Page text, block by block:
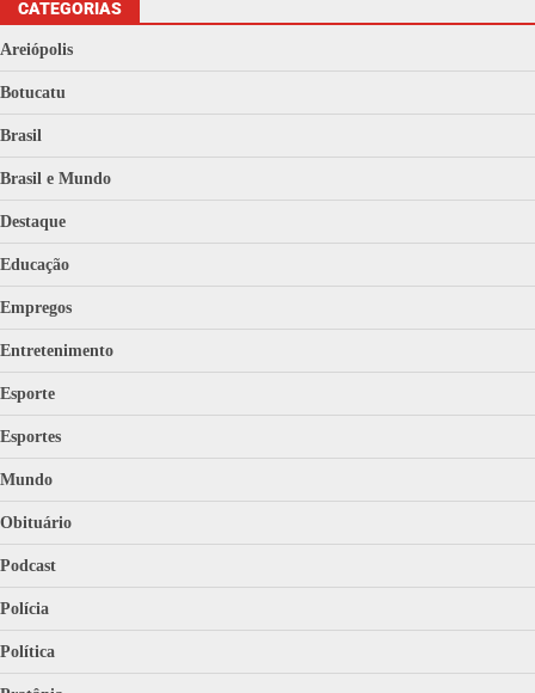
CATEGORIAS
Areiópolis
Botucatu
Brasil
Brasil e Mundo
Destaque
Educação
Empregos
Entretenimento
Esporte
Esportes
Mundo
Obituário
Podcast
Polícia
Política